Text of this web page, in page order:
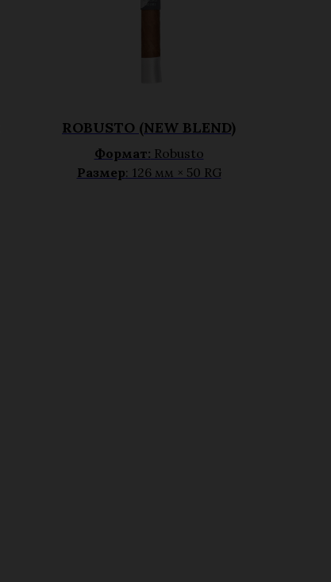
ROBUSTO (NEW BLEND)
Формат: Robusto
Размер: 126 мм × 50 RG